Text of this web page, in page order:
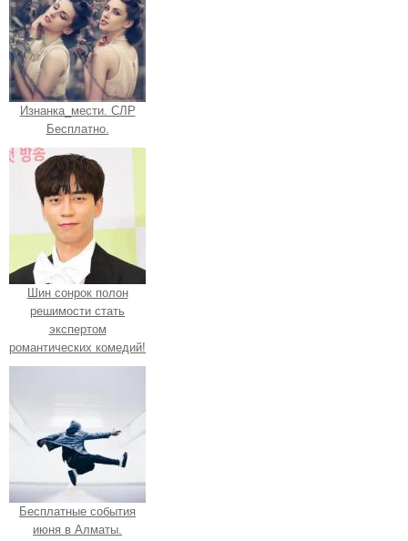
Изнанка_мести. СЛР
Бесплатно.
Шин сонрок полон
решимости стать
экспертом
романтических комедий!
Бесплатные события
июня в Алматы.